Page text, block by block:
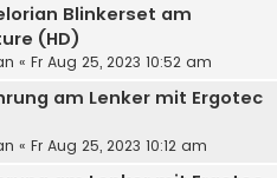
Blinkerset am
(HD)
« Fr Aug 25, 2023 10:52 am
am Lenker mit Ergotec
« Fr Aug 25, 2023 10:12 am